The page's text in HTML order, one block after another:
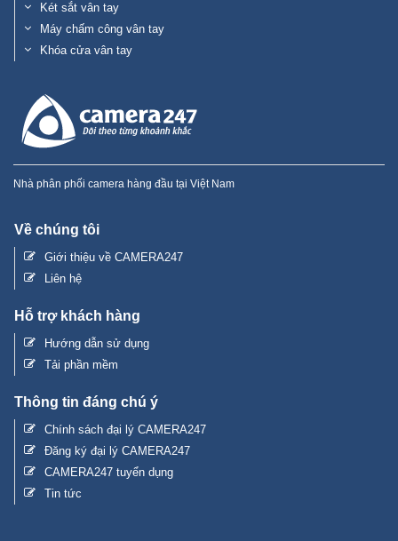
Két sắt vân tay
Máy chấm công vân tay
Khóa cửa vân tay
Nhà phân phối camera hàng đầu tại Việt Nam
Về chúng tôi
Giới thiệu về CAMERA247
Liên hệ
Hỗ trợ khách hàng
Hướng dẫn sử dụng
Tải phần mềm
Thông tin đáng chú ý
Chính sách đại lý CAMERA247
Đăng ký đại lý CAMERA247
CAMERA247 tuyển dụng
Tin tức